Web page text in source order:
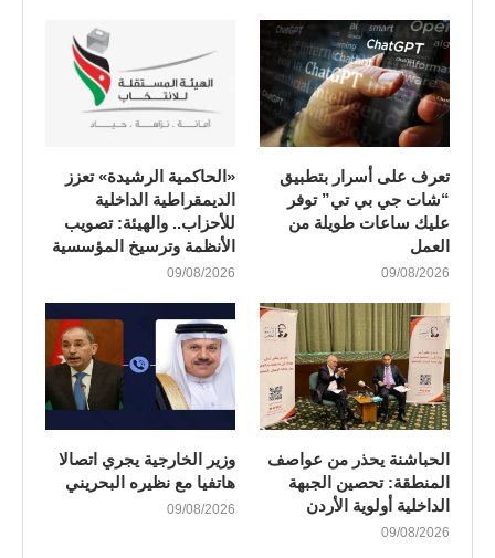
تعرف على أسرار بتطبيق
“شات جي بي تي” توفر
عليك ساعات طويلة من
العمل
09/08/2026
«الحاكمية الرشيدة» تعزز
الديمقراطية الداخلية
للأحزاب.. والهيئة: تصويب
الأنظمة وترسيخ المؤسسية
09/08/2026
الحباشنة يحذر من عواصف
المنطقة: تحصين الجبهة
الداخلية أولوية الأردن
09/08/2026
وزير الخارجية يجري اتصالا
هاتفيا مع نظيره البحريني
09/08/2026